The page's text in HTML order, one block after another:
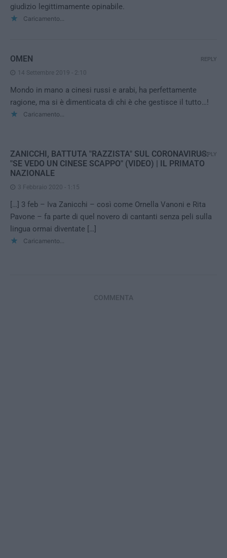
giudizio legittimamente opinabile.
Caricamento...
OMEN
14 Settembre 2019 - 2:10
Mondo in mano a cinesi russi e arabi, ha perfettamente
ragione, ma si è dimenticata di chi è che gestisce il tutto…!
Caricamento...
REPLY
ZANICCHI, BATTUTA "RAZZISTA" SUL CORONAVIRUS:
"SE VEDO UN CINESE SCAPPO" (VIDEO) | IL PRIMATO
NAZIONALE
3 Febbraio 2020 - 1:15
[…] 3 feb – Iva Zanicchi – così come Ornella Vanoni e Rita
Pavone – fa parte di quel novero di cantanti senza peli sulla
lingua ormai diventate […]
Caricamento...
REPLY
COMMENTA